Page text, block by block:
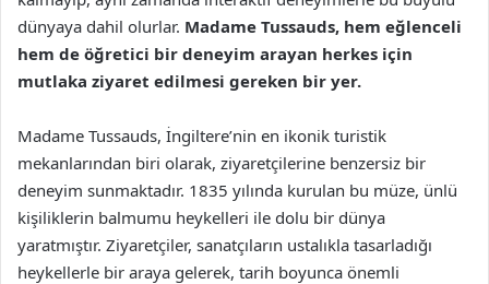
dünyaya dahil olurlar. Madame Tussauds, hem eğlenceli
hem de öğretici bir deneyim arayan herkes için
mutlaka ziyaret edilmesi gereken bir yer.
Madame Tussauds, İngiltere’nin en ikonik turistik
mekanlarından biri olarak, ziyaretçilerine benzersiz bir
deneyim sunmaktadır. 1835 yılında kurulan bu müze, ünlü
kişiliklerin balmumu heykelleri ile dolu bir dünya
yaratmıştır. Ziyaretçiler, sanatçıların ustalıkla tasarladığı
heykellerle bir araya gelerek, tarih boyunca önemli